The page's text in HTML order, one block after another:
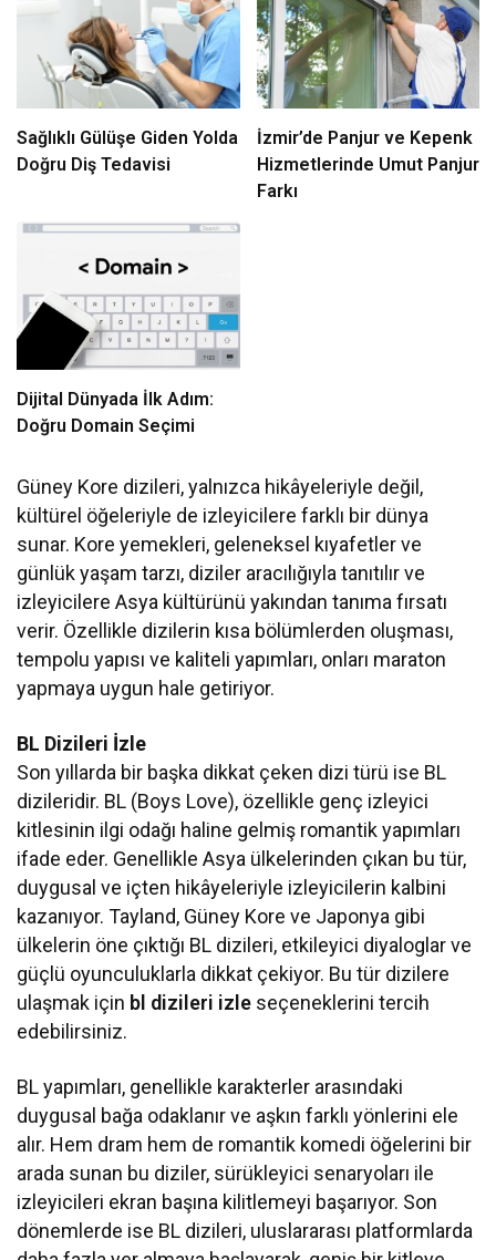
Sağlıklı Gülüşe Giden Yolda
Doğru Diş Tedavisi
İzmir’de Panjur ve Kepenk
Hizmetlerinde Umut Panjur
Farkı
Dijital Dünyada İlk Adım:
Doğru Domain Seçimi
Güney Kore dizileri, yalnızca hikâyeleriyle değil,
kültürel öğeleriyle de izleyicilere farklı bir dünya
sunar. Kore yemekleri, geleneksel kıyafetler ve
günlük yaşam tarzı, diziler aracılığıyla tanıtılır ve
izleyicilere Asya kültürünü yakından tanıma fırsatı
verir. Özellikle dizilerin kısa bölümlerden oluşması,
tempolu yapısı ve kaliteli yapımları, onları maraton
yapmaya uygun hale getiriyor.
BL Dizileri İzle
Son yıllarda bir başka dikkat çeken dizi türü ise BL
dizileridir. BL (Boys Love), özellikle genç izleyici
kitlesinin ilgi odağı haline gelmiş romantik yapımları
ifade eder. Genellikle Asya ülkelerinden çıkan bu tür,
duygusal ve içten hikâyeleriyle izleyicilerin kalbini
kazanıyor. Tayland, Güney Kore ve Japonya gibi
ülkelerin öne çıktığı BL dizileri, etkileyici diyaloglar ve
güçlü oyunculuklarla dikkat çekiyor. Bu tür dizilere
ulaşmak için bl dizileri izle seçeneklerini tercih
edebilirsiniz.
BL yapımları, genellikle karakterler arasındaki
duygusal bağa odaklanır ve aşkın farklı yönlerini ele
alır. Hem dram hem de romantik komedi öğelerini bir
arada sunan bu diziler, sürükleyici senaryoları ile
izleyicileri ekran başına kilitlemeyi başarıyor. Son
dönemlerde ise BL dizileri, uluslararası platformlarda